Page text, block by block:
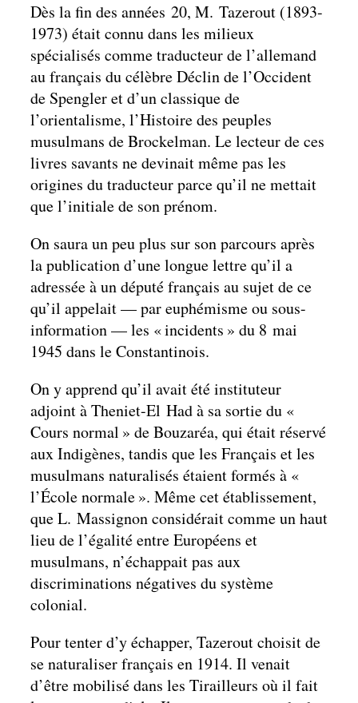
Dès la fin des années 20, M. Tazerout (1893-
1973) était connu dans les milieux
spécialisés comme traducteur de l’allemand
au français du célèbre Déclin de l’Occident
de Spengler et d’un classique de
l’orientalisme, l’Histoire des peuples
musulmans de Brockelman. Le lecteur de ces
livres savants ne devinait même pas les
origines du traducteur parce qu’il ne mettait
que l’initiale de son prénom.
On saura un peu plus sur son parcours après
la publication d’une longue lettre qu’il a
adressée à un député français au sujet de ce
qu’il appelait — par euphémisme ou sous-
information — les « incidents » du 8 mai
1945 dans le Constantinois.
On y apprend qu’il avait été instituteur
adjoint à Theniet-El Had à sa sortie du «
Cours normal » de Bouzaréa, qui était réservé
aux Indigènes, tandis que les Français et les
musulmans naturalisés étaient formés à «
l’École normale ». Même cet établissement,
que L. Massignon considérait comme un haut
lieu de ­l’égalité entre Européens et
musulmans, n’échappait pas aux
discriminations négatives du système
colonial.
Pour tenter d’y échapper, Tazerout choisit de
se naturaliser français en 1914. Il venait
d’être mobilisé dans les Tirailleurs où il fait